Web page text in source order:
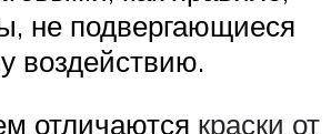
не подвергающиеся
воздействию.
отличаются краски от